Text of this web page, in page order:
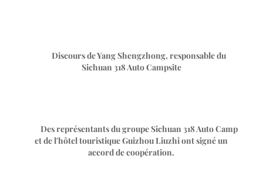
Discours de Yang Shengzhong, responsable du
Sichuan 318 Auto Campsite
Des représentants du groupe Sichuan 318 Auto Camp
et de l'hôtel touristique Guizhou Liuzhi ont signé un
accord de coopération.